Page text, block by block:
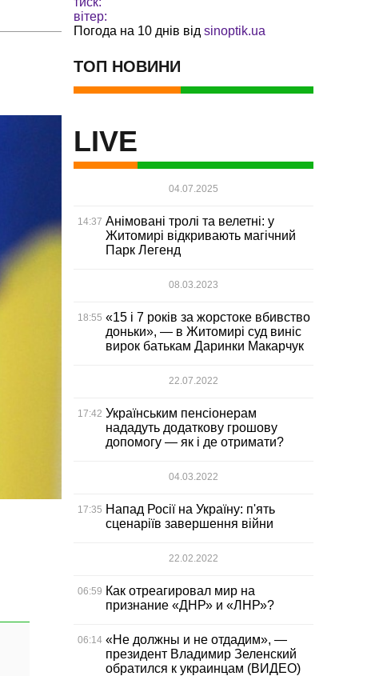
вітер:
Погода на 10 днів від sinoptik.ua
ТОП НОВИНИ
LIVE
04.07.2025
14:37 Анімовані тролі та велетні: у
Житомирі відкривають магічний
Парк Легенд
08.03.2023
18:55 «15 і 7 років за жорстоке вбивство
доньки», — в Житомирі суд виніс
вирок батькам Даринки Макарчук
22.07.2022
17:42 Українським пенсіонерам
нададуть додаткову грошову
допомогу — як і де отримати?
04.03.2022
17:35 Напад Росії на Україну: п'ять
сценаріїв завершення війни
22.02.2022
06:59 Как отреагировал мир на
признание «ДНР» и «ЛНР»?
06:14 «Не должны и не отдадим», —
президент Владимир Зеленский
обратился к украинцам (ВИДЕО)